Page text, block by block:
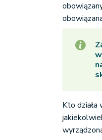
Kto działa